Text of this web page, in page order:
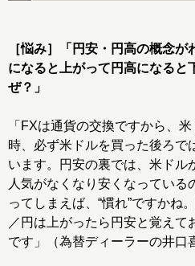
［悩み］「円安・円高の概念が
になると上がって円高になると
ぜ？」
「FXは通貨の交換ですから、
時、必ず米ドルを買った後ろで
います。円安の裏では、米ドル
人気がなくなり安くなっている
ってしまえば、“慣れ”ですかね
／円は上がったら円安と覚えて
です」（為替ディーラーの井口